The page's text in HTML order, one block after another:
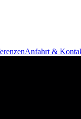
Anfahrt &